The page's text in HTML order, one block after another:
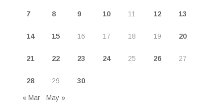
7 8 9 10 11 12 13
14 15 16 17 18 19 20
21 22 23 24 25 26 27
28 29 30
« Mar May »